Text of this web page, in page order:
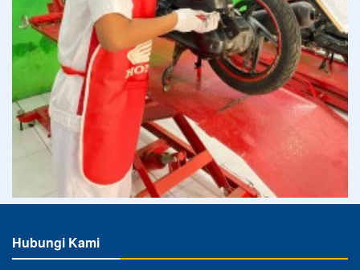
Hubungi Kami